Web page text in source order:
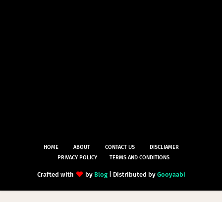
HOME ABOUT CONTACT US
DISCLIAMER
PRIVACY POLICY
TERMS AND CONDITIONS
Crafted with by Blog| Distributed by Gooyaabi